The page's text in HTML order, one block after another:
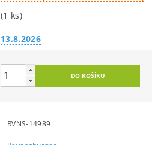
(1 ks)
13.8.2026
RVNS-14989